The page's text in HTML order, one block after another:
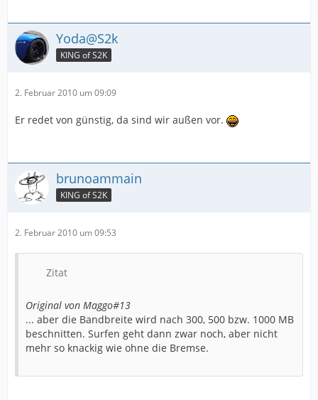
Yoda@S2k
KING of S2K
2. Februar 2010 um 09:09
Er redet von günstig, da sind wir außen vor.
brunoammain
KING of S2K
2. Februar 2010 um 09:53
Zitat
Original von Maggo#13
... aber die Bandbreite wird nach 300, 500 bzw. 1000 MB
beschnitten. Surfen geht dann zwar noch, aber nicht
mehr so knackig wie ohne die Bremse.